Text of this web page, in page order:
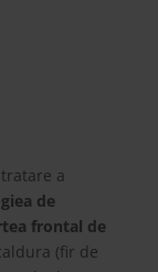
a
de
frontal de
(fir de